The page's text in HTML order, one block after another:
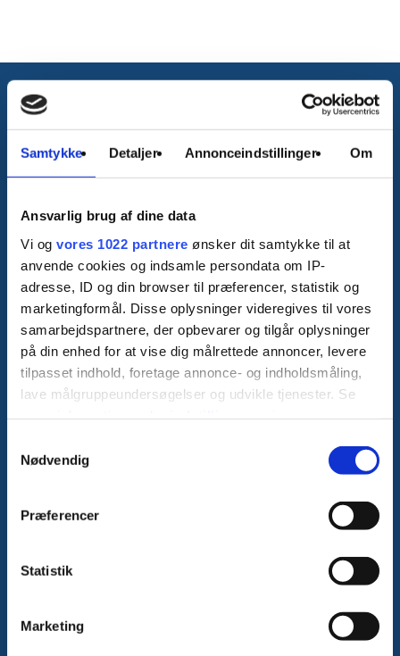
Samtykke Detaljer Annonceindstillinger Om
Ansvarlig brug af dine data
Vi og vores 1022 partnere ønsker dit samtykke til at
anvende cookies og indsamle persondata om IP-
adresse, ID og din browser til præferencer, statistik og
marketingformål. Disse oplysninger videregives til vores
samarbejdspartnere, der opbevarer og tilgår oplysninger
på din enhed for at vise dig målrettede annoncer, levere
tilpasset indhold, foretage annonce- og indholdsmåling,
lave målgruppeundersøgelser og udvikle tjenester. Se
tilbage eller ændre indstillinger fra vores
"Cookiedeklaration", eller ved at trykke på "Privacy
Indsamle præcise oplysninger om din placering, der
dens unikke karakteristika (fingerprinting)
Nødvendig
Præferencer
Statistik
Marketing
Do you have questions?
Contact us today
You are always welcome to contact Apodan A/S by calling or writing
ready to help.
Tlf.:+45 32 97 15 25
Monday-Thursday 8-16
Friday 8-15
info@apodan.dk
CVR:14123849
Name*